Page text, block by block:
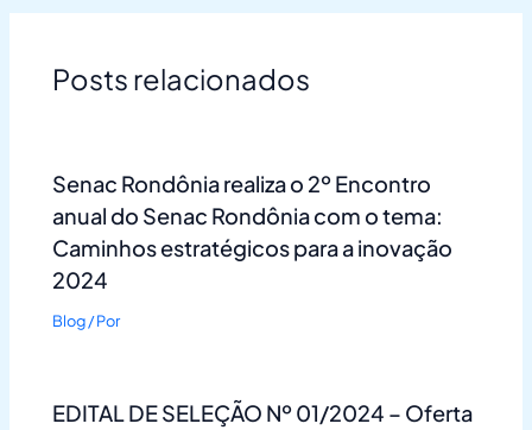
Posts relacionados
Senac Rondônia realiza o 2º Encontro
anual do Senac Rondônia com o tema:
Caminhos estratégicos para a inovação
2024
Blog/ Por
EDITAL DE SELEÇÃO Nº 01/2024 – Oferta